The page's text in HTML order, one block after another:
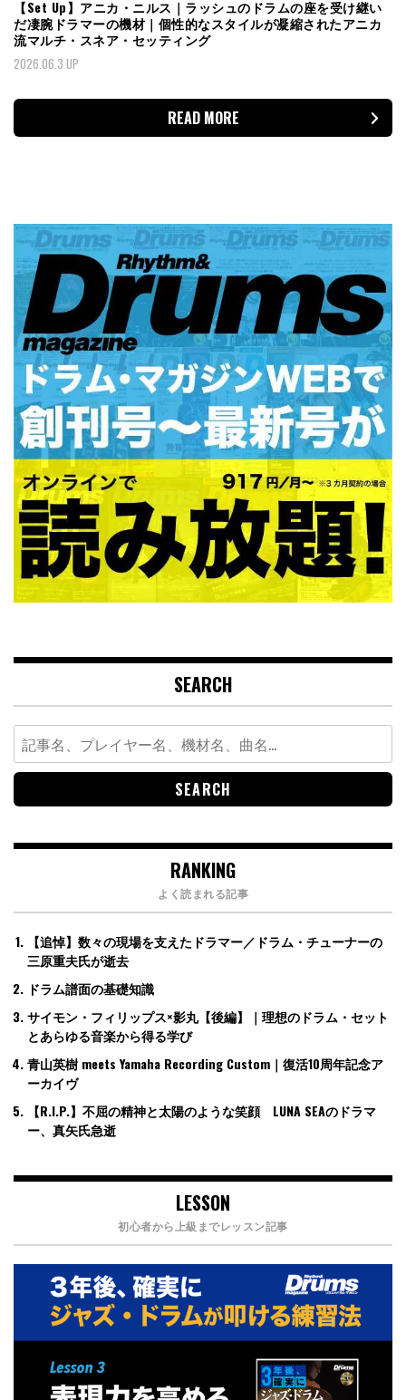
【Set Up】アニカ・ニルス｜ラッシュのドラムの座を受け継い
だ凄腕ドラマーの機材｜個性的なスタイルが凝縮されたアニカ
流マルチ・スネア・セッティング
2026.06.3 UP
READ MORE
SEARCH
Search
for:
RANKING
よく読まれる記事
【追悼】数々の現場を支えたドラマー／ドラム・チューナーの
三原重夫氏が逝去
ドラム譜面の基礎知識
サイモン・フィリップス×影丸【後編】｜理想のドラム・セット
とあらゆる音楽から得る学び
青山英樹 meets Yamaha Recording Custom｜復活10周年記念ア
ーカイヴ
【R.I.P.】不屈の精神と太陽のような笑顔 LUNA SEAのドラマ
ー、真矢氏急逝
LESSON
初心者から上級までレッスン記事